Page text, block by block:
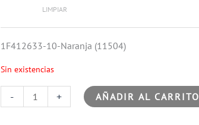
LIMPIAR
1F412633-10-Naranja (11504)
Sin existencias
- + AÑADIR AL CARRITO